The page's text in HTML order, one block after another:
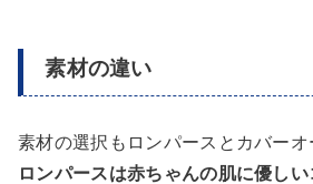
素材の違い
素材の選択もロンパースとカバーオ
ロンパースは赤ちゃんの肌に優し